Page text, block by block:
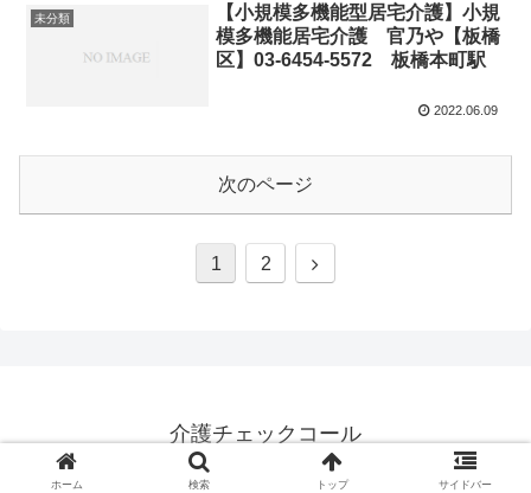
未分類
【小規模多機能型居宅介護】小規
模多機能居宅介護 官乃や【板橋
区】03-6454-5572 板橋本町駅
2022.06.09
次のページ
1 2
介護チェックコール
© 2022 介護チェックコール.
ホーム 検索 トップ サイドバー